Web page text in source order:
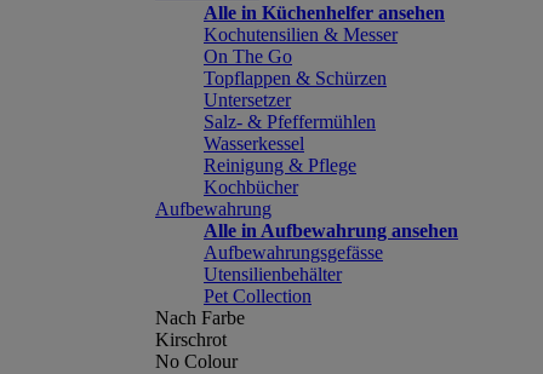
Alle in Küchenhelfer ansehen
Kochutensilien & Messer
On The Go
Topflappen & Schürzen
Untersetzer
Salz- & Pfeffermühlen
Wasserkessel
Reinigung & Pflege
Kochbücher
Aufbewahrung
Alle in Aufbewahrung ansehen
Aufbewahrungsgefässe
Utensilienbehälter
Pet Collection
Nach Farbe
Kirschrot
No Colour